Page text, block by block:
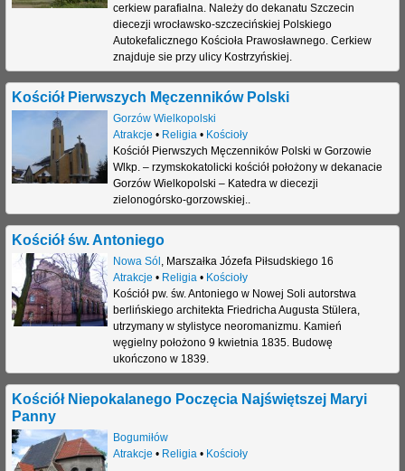
cerkiew parafialna. Należy do dekanatu Szczecin
diecezji wrocławsko-szczecińskiej Polskiego
Autokefalicznego Kościoła Prawosławnego. Cerkiew
znajduje sie przy ulicy Kostrzyńskiej.
Kościół Pierwszych Męczenników Polski
Gorzów Wielkopolski
Atrakcje • Religia• Kościoły
Kościół Pierwszych Męczenników Polski w Gorzowie
Wlkp. – rzymskokatolicki kościół położony w dekanacie
Gorzów Wielkopolski – Katedra w diecezji
zielonogórsko-gorzowskiej..
Kościół św. Antoniego
Nowa Sól, Marszałka Józefa Piłsudskiego 16
Atrakcje • Religia• Kościoły
Kościół pw. św. Antoniego w Nowej Soli autorstwa
berlińskiego architekta Friedricha Augusta Stülera,
utrzymany w stylistyce neoromanizmu. Kamień
węgielny położono 9 kwietnia 1835. Budowę
ukończono w 1839.
Kościół Niepokalanego Poczęcia Najświętszej Maryi
Panny
Bogumiłów
Atrakcje • Religia • Kościoły